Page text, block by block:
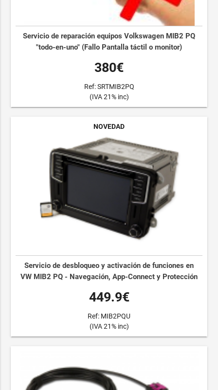
Servicio de reparación equipos Volkswagen MIB2 PQ
"todo-en-uno" (Fallo Pantalla táctil o monitor)
380€
Ref: SRTMIB2PQ
(IVA 21% inc)
NOVEDAD
Servicio de desbloqueo y activación de funciones en
VW MIB2 PQ - Navegación, App-Connect y Protección
449.9€
Ref: MIB2PQU
(IVA 21% inc)